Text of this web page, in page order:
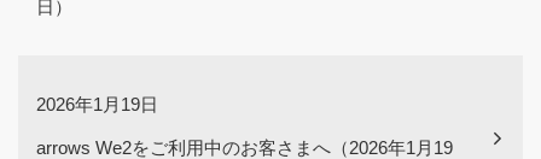
日）
2026年1月19日
arrows We2をご利用中のお客さまへ（2026年1月19